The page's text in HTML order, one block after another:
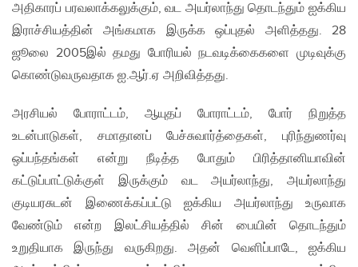
அதிகாரப் பரவலாக்கலுக்கும், வட அயர்லாந்து தொடந்தும் ஐக்கிய
இராச்சியத்தின் அங்கமாக இருக்க ஒப்புதல் அளித்தது. 28
ஜூலை 2005இல் தமது போரியல் நடவடிக்கைகளை முடிவுக்கு
கொண்டுவருவதாக ஐ.ஆர்.ஏ அறிவித்தது.
அரசியல் போராட்டம், ஆயுதப் போராட்டம், போர் நிறுத்த
உடன்பாடுகள், சமாதானப் பேச்சுவார்த்தைகள், புரிந்துணர்வு
ஒப்பந்தங்கள் என்று நீடித்த போதும் பிரித்தானியாவின்
கட்டுப்பாட்டுக்குள் இருக்கும் வட அயர்லாந்து, அயர்லாந்து
குடியரசுடன் இணைக்கப்பட்டு ஐக்கிய அயர்லாந்து உருவாக
வேண்டும் என்ற இலட்சியத்தில் சின் பையின் தொடந்தும்
உறுதியாக இருந்து வருகிறது. அதன் வெளிப்பாடே, ஐக்கிய